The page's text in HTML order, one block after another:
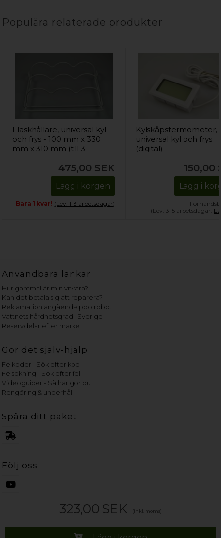
323,00 SEK (inkl. moms)
Populära relaterade produkter
Flaskhållare, universal kyl
och frys - 100 mm x 330
mm x 310 mm (till 3
475,00 SEK
Lägg i korgen
Bara 1 kvar! (Lev. 1-3 arbetsdagar)
Kylskåpstermometer,
universal kyl och frys
(digital)
150,00
Lägg i
(Lev. 3-5 arbetsdagar.
Användbara länkar
Hur gammal är min vitvara?
Kan det betala sig att reparera?
Reklamation angående poolrobot
Vattnets hårdhetsgrad i Sverige
Reservdelar efter märke
Gör det själv-hjälp
Felkoder - Sök efter kod
Felsökning - Sök efter fel
Videoguider - Så här gör du
Rengöring & underhåll
Spåra ditt paket
Följ oss